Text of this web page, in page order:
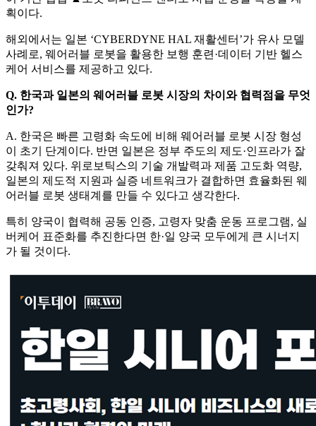
획이다.
해외에서는 일본 ‘CYBERDYNE HAL 재활센터’가 유사 모델
사례로, 웨어러블 로봇을 활용한 보행 훈련·데이터 기반 헬스
케어 서비스를 제공하고 있다.
Q. 한국과 일본의 웨어러블 로봇 시장의 차이와 협력점을 무엇
인가?
A. 한국은 빠른 고령화 속도에 비해 웨어러블 로봇 시장 형성
이 초기 단계이다. 반면 일본은 정부 주도의 제도 ·인프라가 잘
갖춰져 있다. 위로보틱스의 기술 개발력과 제품 고도화 역량,
일본의 제도적 지원과 실증 네트워크가 결합하면 효율화된 웨
어러블 로봇 생태계를 만들 수 있다고 생각한다.
특히 양국이 협력해 공동 인증, 고령자 맞춤 운동 프로그램, 실
버케어 표준화를 추진한다면 한 ·일 양국 모두에게 큰 시너지
가 될 것이다.